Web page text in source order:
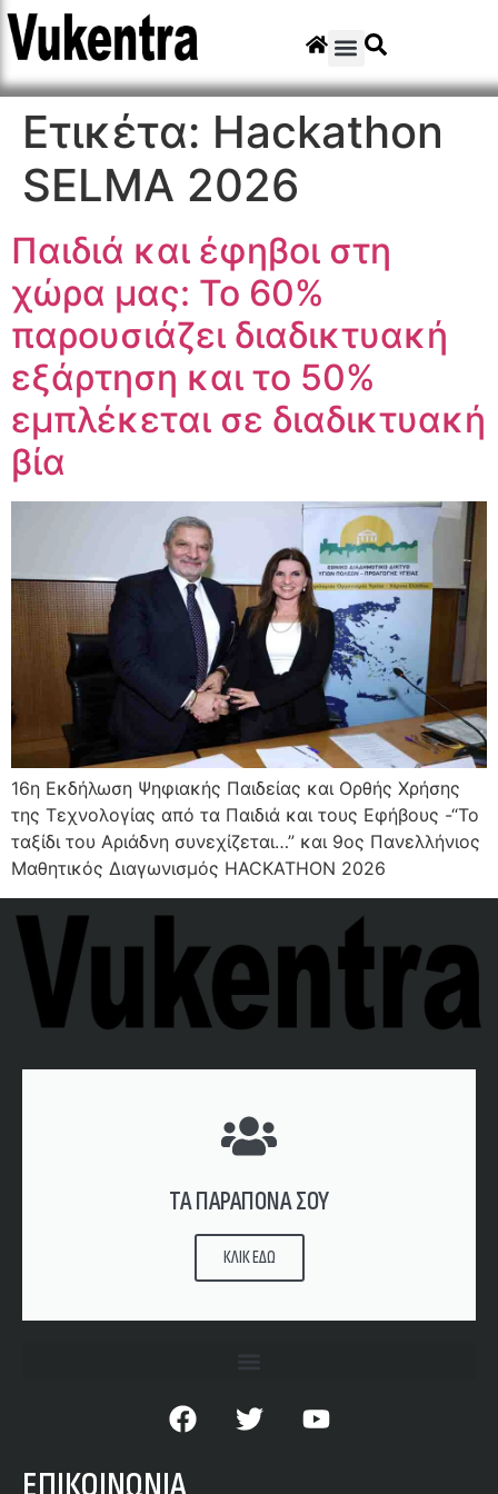
Ετικέτα: Hackathon
SELMA 2026
Παιδιά και έφηβοι στη
χώρα μας: Το 60%
παρουσιάζει διαδικτυακή
εξάρτηση και το 50%
εμπλέκεται σε διαδικτυακή
βία
16η Εκδήλωση Ψηφιακής Παιδείας και Ορθής Χρήσης
της Τεχνολογίας από τα Παιδιά και τους Εφήβους -“Το
ταξίδι του Αριάδνη συνεχίζεται…” και 9ος Πανελλήνιος
Μαθητικός Διαγωνισμός HACKATHON 2026
ΤΑ ΠΑΡΑΠΟΝΑ ΣΟΥ
ΚΛΙΚ ΕΔΩ